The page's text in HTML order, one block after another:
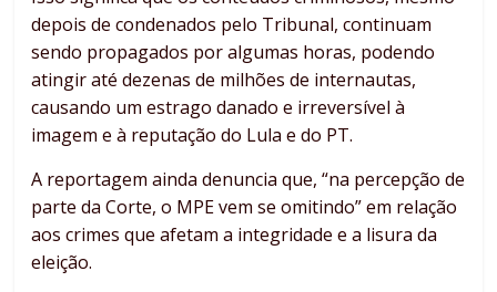
depois de condenados pelo Tribunal, continuam
sendo propagados por algumas horas, podendo
atingir até dezenas de milhões de internautas,
causando um estrago danado e irreversível à
imagem e à reputação do Lula e do PT.
A reportagem ainda denuncia que, “na percepção de
parte da Corte, o MPE vem se omitindo” em relação
aos crimes que afetam a integridade e a lisura da
eleição.